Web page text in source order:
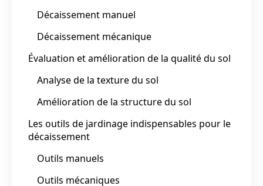
Décaissement manuel
Décaissement mécanique
Évaluation et amélioration de la qualité du sol
Analyse de la texture du sol
Amélioration de la structure du sol
Les outils de jardinage indispensables pour le
décaissement
Outils manuels
Outils mécaniques